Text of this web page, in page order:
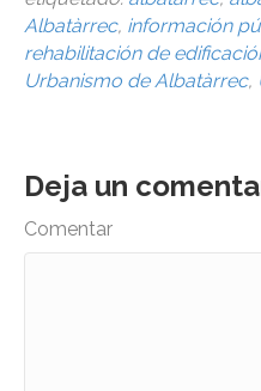
Albatàrrec, información
rehabilitación de
Urbanismo de Albatàrrec,
Deja un
Comentar